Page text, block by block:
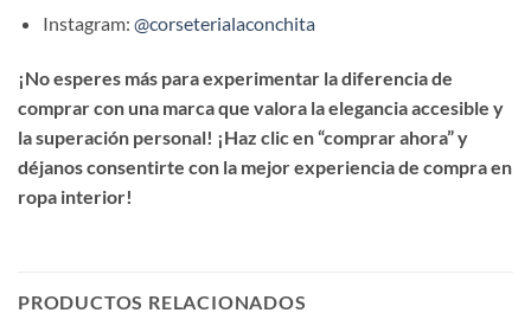
Instagram: @corseterialaconchita
¡No esperes más para experimentar la diferencia de
comprar con una marca que valora la elegancia accesible y
la superación personal! ¡Haz clic en “comprar ahora” y
déjanos consentirte con la mejor experiencia de compra en
ropa interior!
PRODUCTOS RELACIONADOS